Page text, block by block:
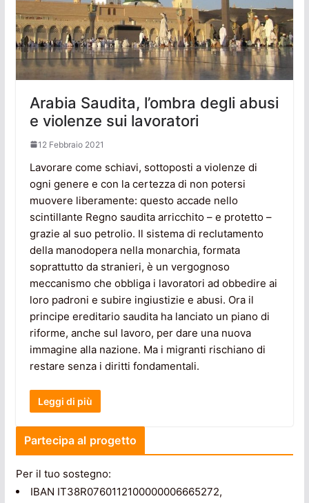
Arabia Saudita, l’ombra degli abusi
e violenze sui lavoratori
12 Febbraio 2021
Lavorare come schiavi, sottoposti a violenze di
ogni genere e con la certezza di non potersi
muovere liberamente: questo accade nello
scintillante Regno saudita arricchito – e protetto –
grazie al suo petrolio. Il sistema di reclutamento
della manodopera nella monarchia, formata
soprattutto da stranieri, è un vergognoso
meccanismo che obbliga i lavoratori ad obbedire ai
loro padroni e subire ingiustizie e abusi. Ora il
principe ereditario saudita ha lanciato un piano di
riforme, anche sul lavoro, per dare una nuova
immagine alla nazione. Ma i migranti rischiano di
restare senza i diritti fondamentali.
Leggi di più
Partecipa al progetto
Per il tuo sostegno:
IBAN IT38R0760112100000006665272,